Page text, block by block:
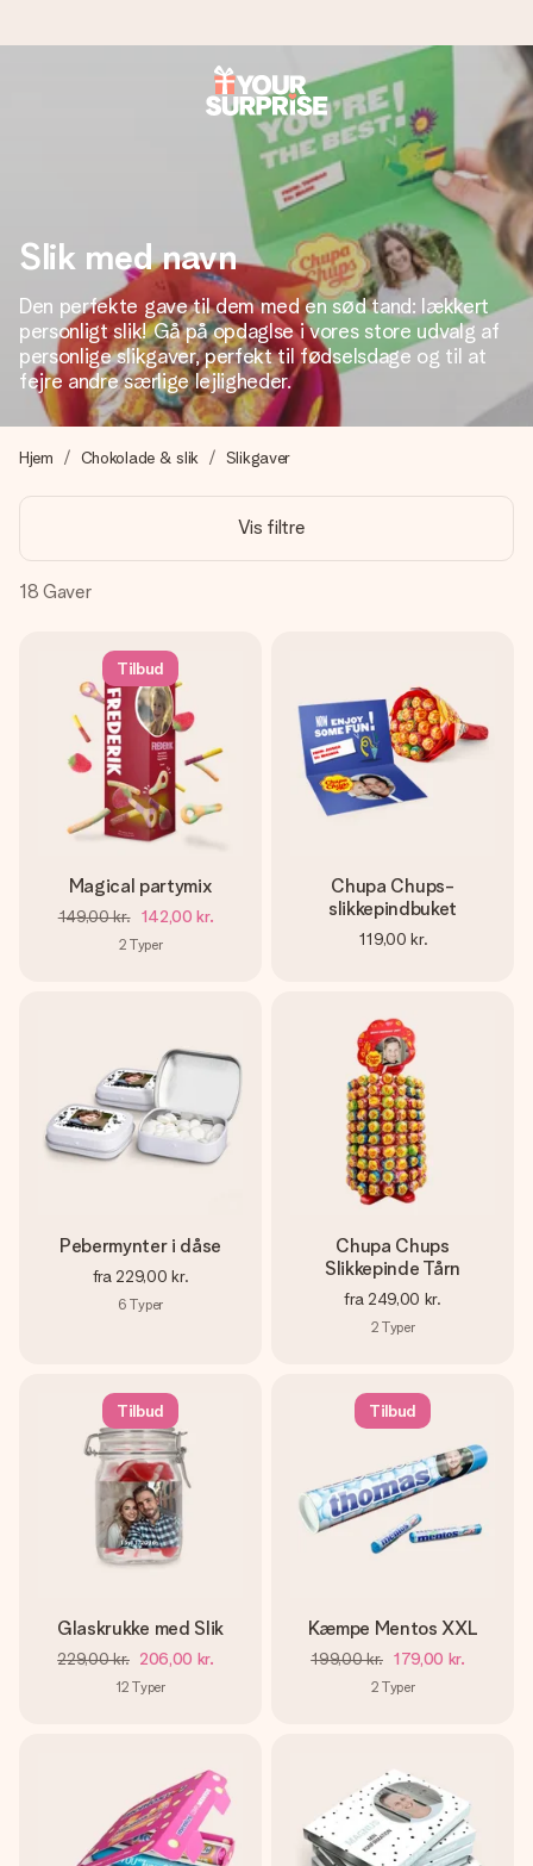
Bestil i dag, sendes inden for 1 hverdag
Vi laver din gave med omhu og sender den lynhurtigt – så
du kan give den på det helt rette tidspunkt, når den
4,7 (baseret på +15.000 anmeldelser)
Vores gaver inspirerer. Kunderne giver os 4,7 på Google
Reviews.
Lav noget særligt i blot få trin – med hendes navn, et
billede af dig eller en besked, der går lige i hendes hjerte.
Intet besvær men udelukkende en masse kærlighed i
øjeblikket.
Slik med navn
Den perfekte gave til dem med en sød tand: lækkert
personligt slik! Gå på opdaglse i vores store udvalg af
personlige slikgaver, perfekt til fødselsdage og til at
fejre andre særlige lejligheder.
Hjem Chokolade & slik Slikgaver
Vis filtre
18 Gaver
Tilbud
Magical partymix
149,00 kr. 142,00 kr.
2 Typer
Chupa Chups-
slikkepindbuket
119,00 kr.
Pebermynter i dåse
fra 229,00 kr.
6 Typer
Chupa Chups
Slikkepinde Tårn
fra 249,00 kr.
2 Typer
Tilbud
Glaskrukke med Slik
229,00 kr. 206,00 kr.
12 Typer
Tilbud
Kæmpe Mentos XXL
199,00 kr. 179,00 kr.
2 Typer